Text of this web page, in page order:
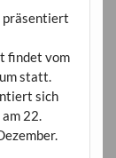
präsentiert
findet vom
statt.
sich
22.